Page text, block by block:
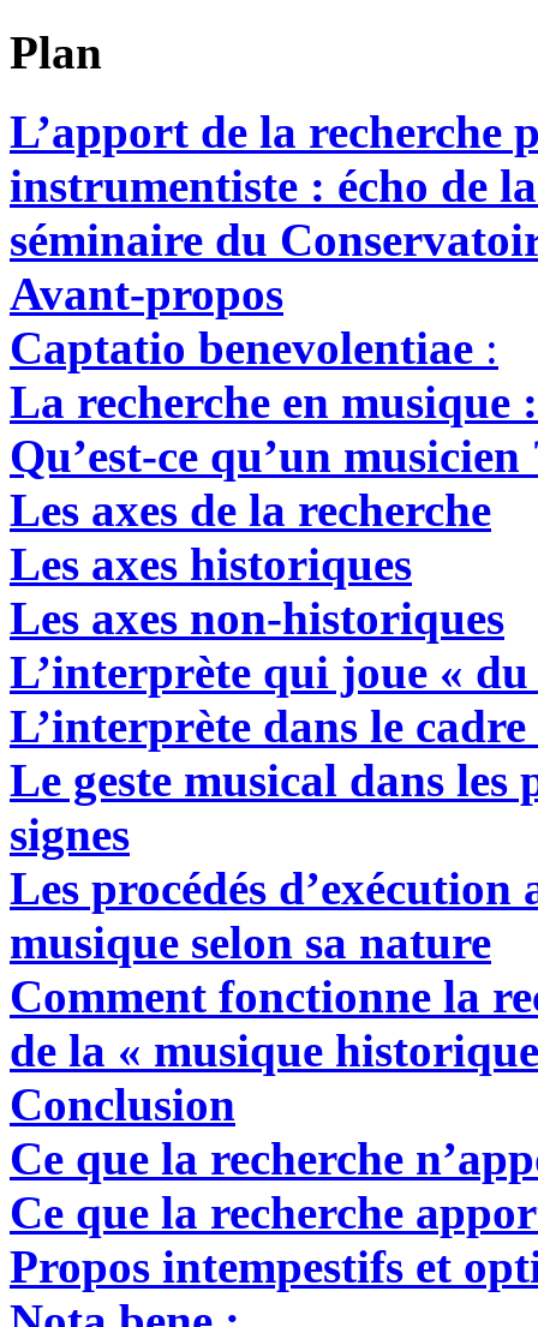
Plan
L’apport de la recherche
instrumentiste : écho de
séminaire du
Avant-propos
Captatio benevolentiae :
La recherche en musique
Qu’est-ce qu’un musicien
Les axes de la recherche
Les axes historiques
Les axes non-historiques
L’interprète qui joue «
L’interprète dans le
Le geste musical dans les
signes
Les procédés
musique selon sa nature
Comment fonctionne la
de la « musique
Conclusion
Ce que la recherche
Ce que la recherche
Propos intempestifs et